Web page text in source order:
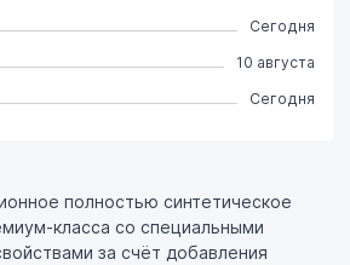
полностью синтетическое
класса со специальными
за счёт добавления
Сегодня
10 августа
Сегодня